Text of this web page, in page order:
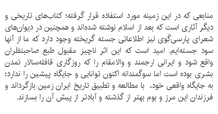
منابعی که در این زمینه مورد استفاده قرار گرفته؛ کتاب‌های تاریخی و
دیگر آثاری است که بعد از اسلام نوشته شده‌اند و همچنین در دیوان‌های
شعرای پارسی‌گوی نیز اطلاعاتی جسته گریخته وجود دارد که ما از آنها
سود جسته‌ایم. امید است که این اثر ناچیز مقبول طبع صاحبنظران
واقع شود و ایرانی ارجمند و والامقام را که روزگاری قافله‌سالار تمدن
بشری بوده است اما سوگمندانه اکنون توانایی و جایگاه پیشین را ندارد؛
به جایگاه واقعی خود، با مطالعه و تطبیق تاریخ ایران زمین بازگرداند و
فرزندان این مرز و بوم بهتر از گذشته و آبادتر از پیش آن را بسازند.